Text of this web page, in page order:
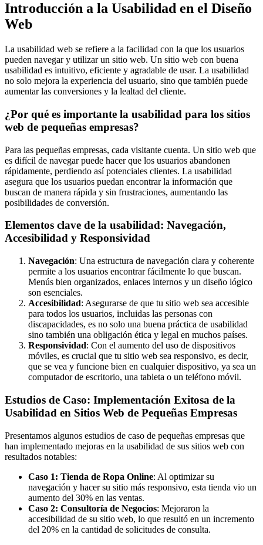
Introducción a la Usabilidad en el Diseño
Web
La usabilidad web se refiere a la facilidad con la que los usuarios
pueden navegar y utilizar un sitio web. Un sitio web con buena
usabilidad es intuitivo, eficiente y agradable de usar. La usabilidad
no solo mejora la experiencia del usuario, sino que también puede
aumentar las conversiones y la lealtad del cliente.
¿Por qué es importante la usabilidad para los sitios
web de pequeñas empresas?
Para las pequeñas empresas, cada visitante cuenta. Un sitio web que
es difícil de navegar puede hacer que los usuarios abandonen
rápidamente, perdiendo así potenciales clientes. La usabilidad
asegura que los usuarios puedan encontrar la información que
buscan de manera rápida y sin frustraciones, aumentando las
posibilidades de conversión.
Elementos clave de la usabilidad: Navegación,
Accesibilidad y Responsividad
Navegación: Una estructura de navegación clara y coherente
permite a los usuarios encontrar fácilmente lo que buscan.
Menús bien organizados, enlaces internos y un diseño lógico
son esenciales.
Accesibilidad: Asegurarse de que tu sitio web sea accesible
para todos los usuarios, incluidas las personas con
discapacidades, es no solo una buena práctica de usabilidad
sino también una obligación ética y legal en muchos países.
Responsividad: Con el aumento del uso de dispositivos
móviles, es crucial que tu sitio web sea responsivo, es decir,
que se vea y funcione bien en cualquier dispositivo, ya sea un
computador de escritorio, una tableta o un teléfono móvil.
Estudios de Caso: Implementación Exitosa de la
Usabilidad en Sitios Web de Pequeñas Empresas
Presentamos algunos estudios de caso de pequeñas empresas que
han implementado mejoras en la usabilidad de sus sitios web con
resultados notables:
Caso 1: Tienda de Ropa Online: Al optimizar su
navegación y hacer su sitio más responsivo, esta tienda vio un
aumento del 30% en las ventas.
Caso 2: Consultoría de Negocios: Mejoraron la
accesibilidad de su sitio web, lo que resultó en un incremento
del 20% en la cantidad de solicitudes de consulta.